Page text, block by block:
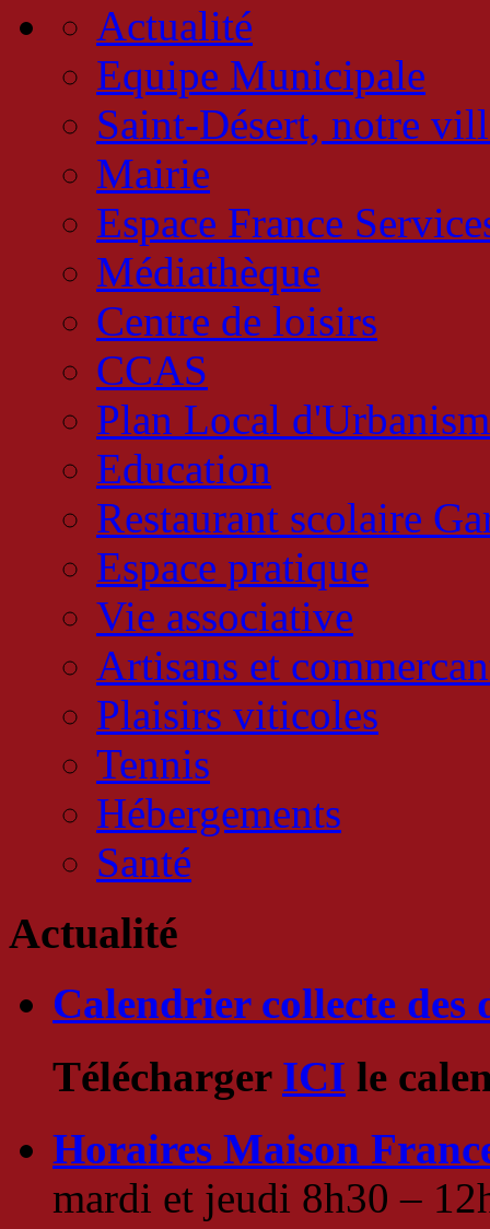
Actualité
Equipe Municipale
Saint-Désert, notre
Mairie
Espace France
Médiathèque
Centre de loisirs
CCAS
Plan Local
Education
Restaurant scolaire
Espace pratique
Vie associative
Artisans et
Plaisirs viticoles
Tennis
Hébergements
Santé
Actualité
Calendrier collecte des
Télécharger ICI le
Horaires Maison
mardi et jeudi 8h30 –